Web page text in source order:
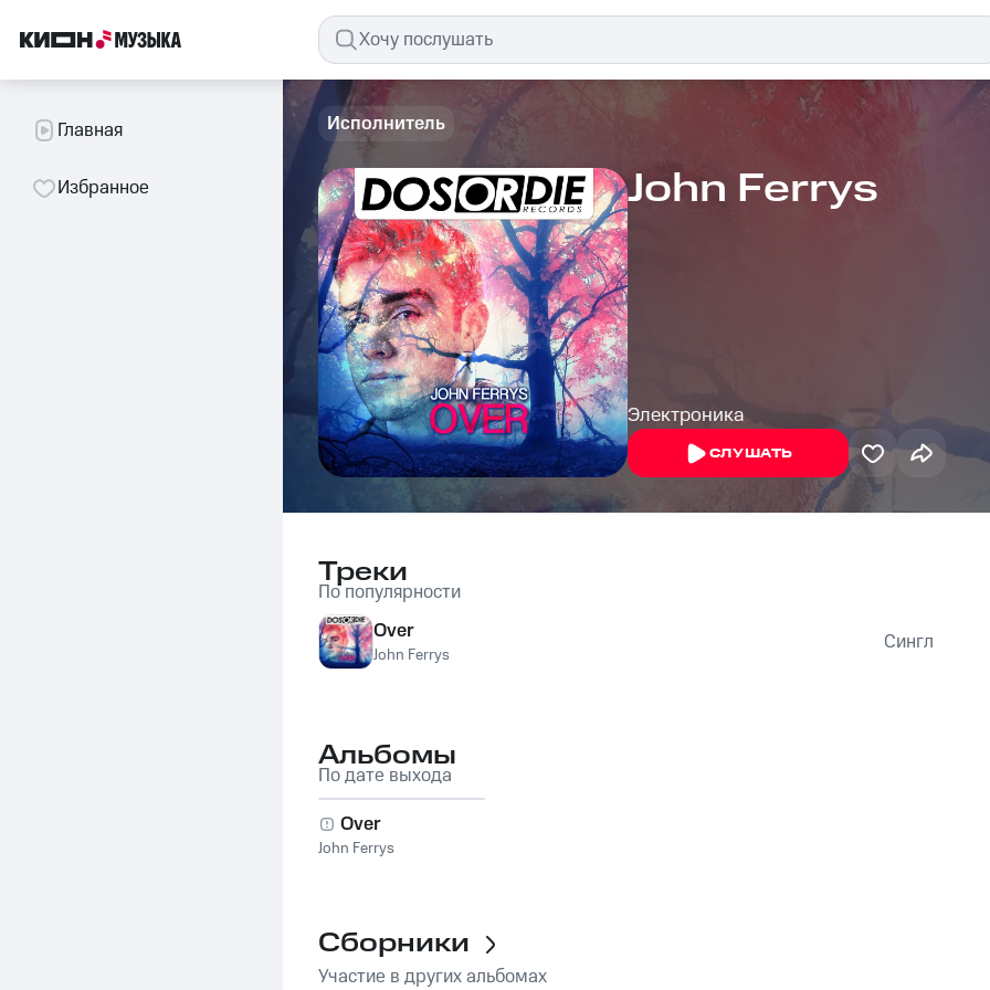
Главная
Избранное
Исполнитель
John Ferrys
Электроника
СЛУШАТЬ
Треки
По популярности
Over
John Ferrys Сингл
Альбомы
По дате выхода
Over
John Ferrys
Сборники
Участие в других альбомах